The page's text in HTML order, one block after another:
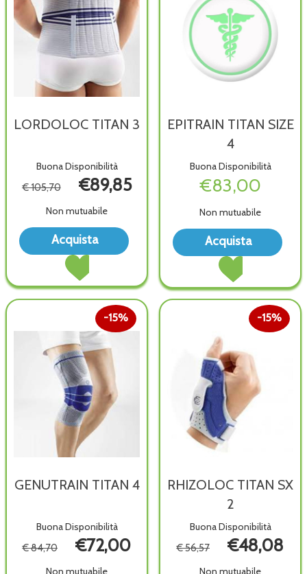
LORDOLOC TITAN 3
Buona Disponibilità
€ 105,70 €89,85
Non mutuabile
Acquista
Acquista LORDOLOC
3 al
carrello
Acquista LORDOLOC
wishlist
EPITRAIN TITAN SIZE
4
Buona Disponibilità
€83,00
Non mutuabile
Acquista
Acquista EPITRAIN
SIZE
4 al
carrello
4
GENUTRAIN TITAN 4
Buona Disponibilità
15%
€ 84,70 €72,00
Non mutuabile
RHIZOLOC TITAN SX
2
Buona Disponibilità
15%
€ 56,57 €48,08
Non mutuabile